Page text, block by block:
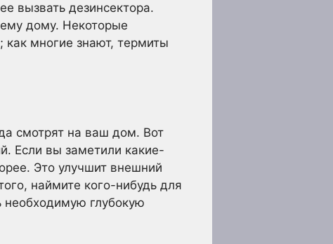
вызвать дезинсектора.
дому. Некоторые
многие знают, термиты
смотрят на ваш дом. Вот
Если вы заметили какие-
Это улучшит внешний
наймите кого-нибудь для
необходимую глубокую